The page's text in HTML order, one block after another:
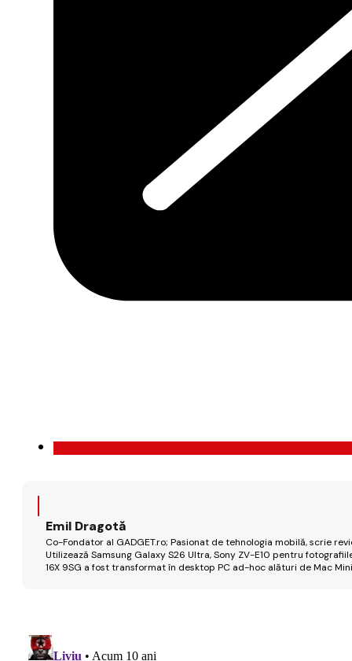
Emil Dragotă
Co-Fondator al GADGET.ro; Pasionat de tehnologia mobilă, scrie
Utilizează Samsung Galaxy S26 Ultra, Sony ZV-E10 pentru
16X 9SG a fost transformat în desktop PC ad-hoc alături de Mac